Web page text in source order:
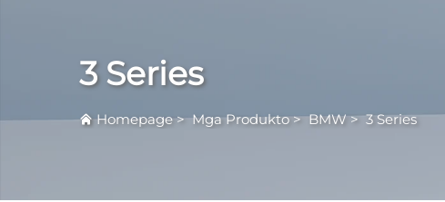
3 Series
Homepage>Mga Produkto>BMW>3 Series